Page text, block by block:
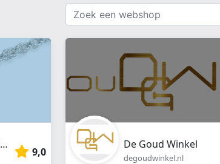
Zoek
een
webshop
FokkoJuweliers.nl / SurinaamseJuwelier.nl
9,0
De Goud Winkel
degoudwinkel.nl